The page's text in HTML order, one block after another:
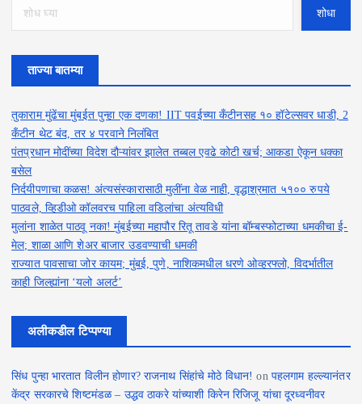
शोधा
ताज्या बातम्या
तुकाराम मुंढेंचा मुंबईत पुन्हा एक दणका! IIT पवईच्या कँटीनसह १० हॉटेल्सवर धाडी, 2
कँटीन थेट बंद, तर ४ परवाने निलंबित
पंतप्रधान मोदींच्या विदेश दौऱ्यांवर झालेत तब्बल एवढे कोटी खर्च; आकडा ऐकून धक्का
बसेल
निर्दयीपणाचा कळस! अंत्यसंस्कारासाठी मुलींना वेळ नाही, वृद्धाश्रमात ५१०० रुपये
पाठवले, व्हिडीओ कॉलवरच पाहिला वडिलांचा अंत्यविधी
मुलांना शाळेत पाठवू नका! मुंबईच्या महापौर रितू तावडे यांना बॉम्बस्फोटाच्या धमकीचा ई-
मेल; शाळा आणि शेअर बाजार उडवण्याची धमकी
राज्यात पावसाचा जोर कायम; मुंबई, पुणे, नाशिकमधील धरणे ओव्हरफ्लो, विदर्भातील
काही जिल्ह्यांना ‘यलो अलर्ट’
अलीकडील टिप्पण्या
सिंध पुन्हा भारतात विलीन होणार? राजनाथ सिंहांचे मोठे विधान! on पहलगाम हल्ल्यानंतर
केंद्र सरकारचे शिष्टमंडळ – उद्धव ठाकरे यांच्याशी किरेन रिजिजू यांचा दूरध्वनीवर